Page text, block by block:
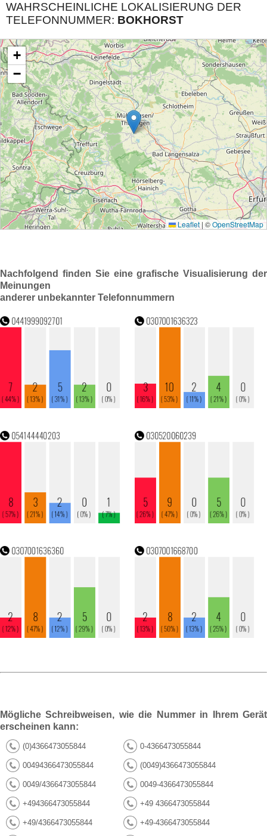
WAHRSCHEINLICHE LOKALISIERUNG DER
TELEFONNUMMER: BOKHORST
Nachfolgend finden Sie eine grafische Visualisierung der
Meinungen
anderer unbekannter Telefonnummern
Mögliche Schreibweisen, wie die Nummer in Ihrem Gerät
erscheinen kann:
(0)4366473055844 0-4366473055844
00494366473055844 (0049)4366473055844
0049/4366473055844 0049-4366473055844
+494366473055844 +49 4366473055844
+49/4366473055844 +49-4366473055844